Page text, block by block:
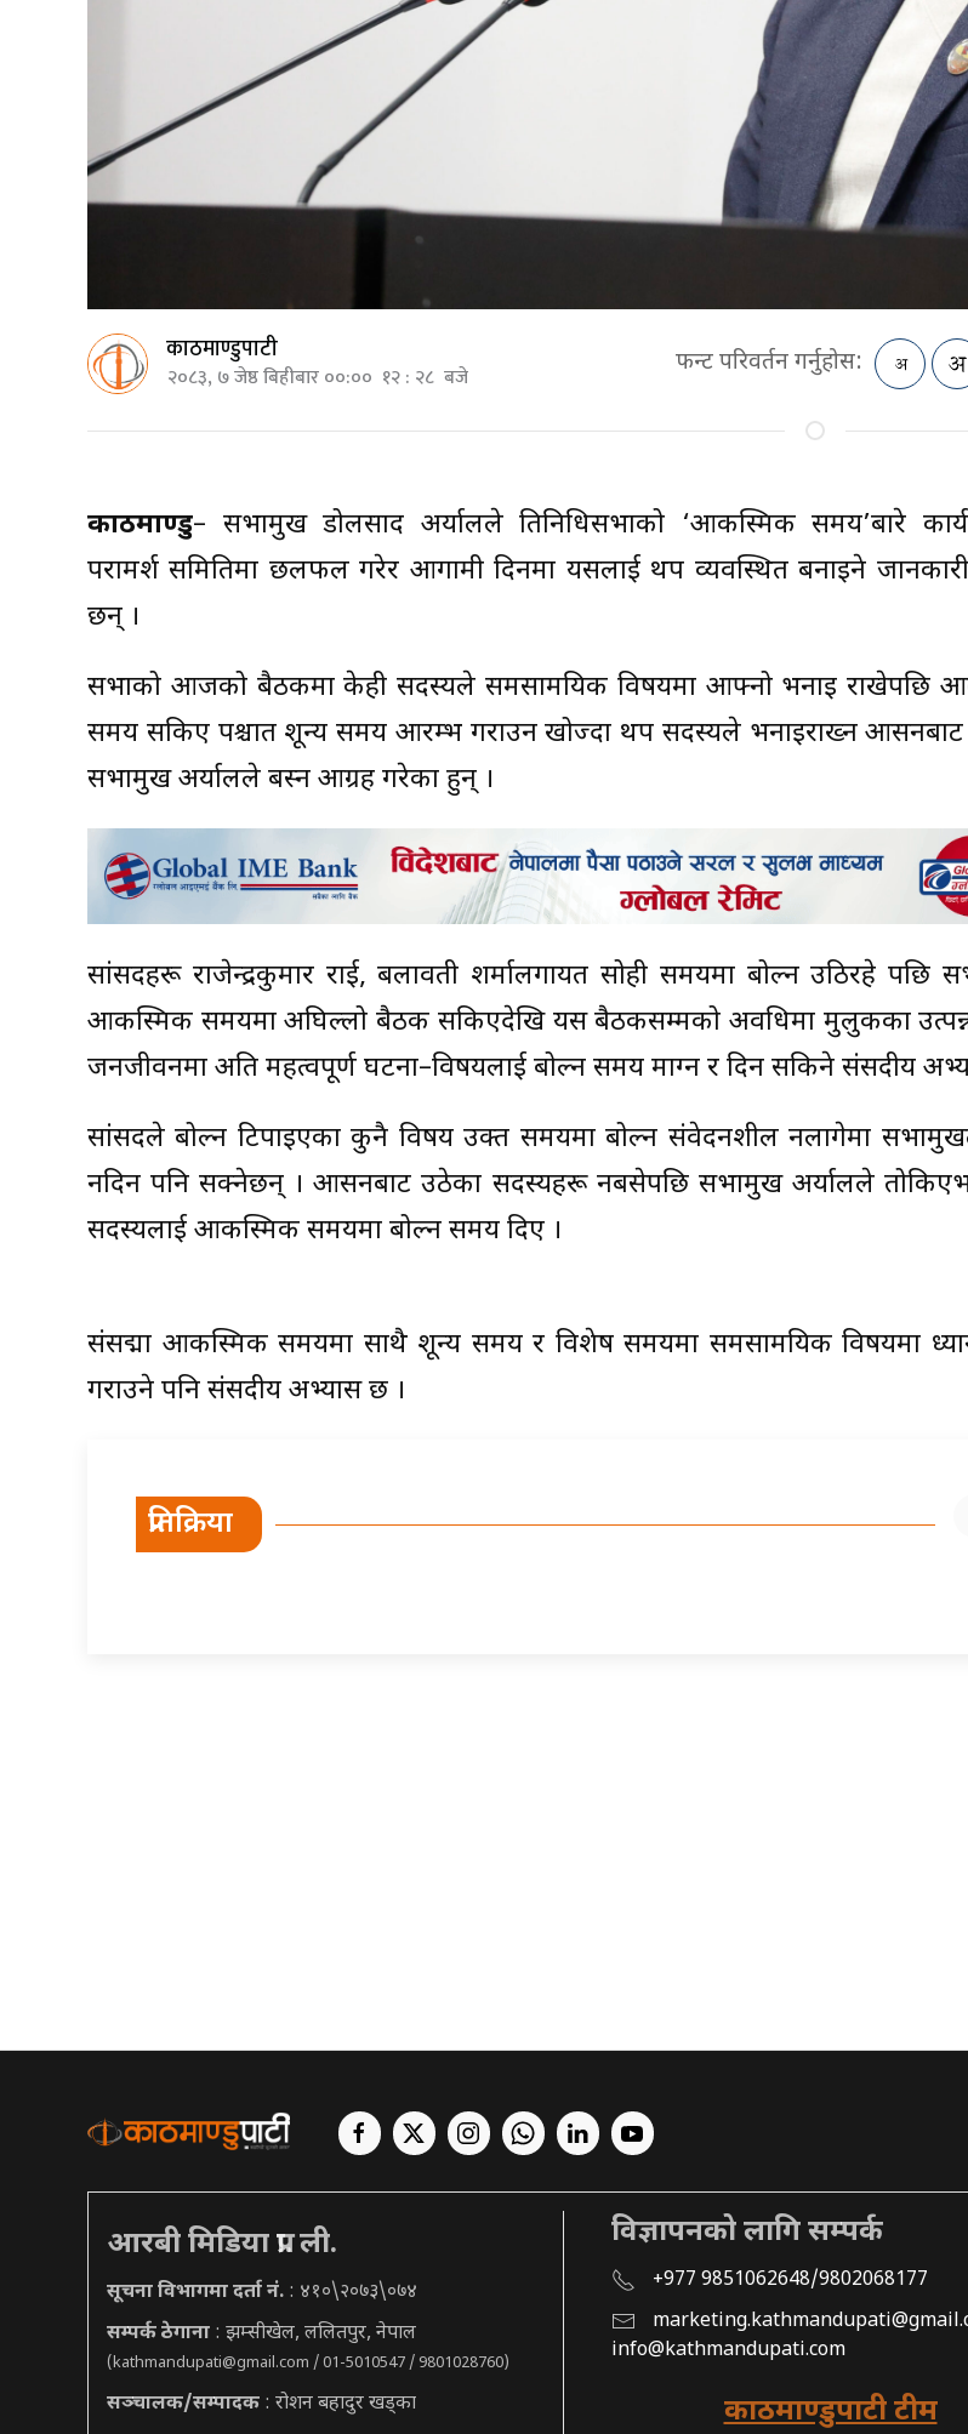
काठमाण्डुपाटी
२०८३, ७ जेष्ठ बिहीबार ००:०० १२ : २८ बजे फन्ट परिवर्तन गर्नुहोस:
काठमाण्डु– सभामुख डोलप्रसाद अर्यालले प्रतिनिधिसभाको ‘आकस्मिक समय’बारे
परामर्श समितिमा छलफल गरेर आगामी दिनमा यसलाई थप व्यवस्थित बनाइने
छन् ।
सभाको आजको बैठकमा केही सदस्यले समसामयिक विषयमा आफ्नो भनाइ राखेपछि
समय सकिए पश्चात शून्य समय आरम्भ गराउन खोज्दा थप सदस्यले भनाइराख्न
सभामुख अर्यालले बस्न आग्रह गरेका हुन् ।
सांसदहरू राजेन्द्रकुमार राई, बलावती शर्मालगायत सोही समयमा बोल्न उठिरहे पछि
आकस्मिक समयमा अघिल्लो बैठक सकिएदेखि यस बैठकसम्मको अवधिमा मुलुकका
जनजीवनमा अति महत्वपूर्ण घटना–विषयलाई बोल्न समय माग्न र दिन सकिने संसदीय
सांसदले बोल्न टिपाइएका कुनै विषय उक्त समयमा बोल्न संवेदनशील नलागेमा
नदिन पनि सक्नेछन् । आसनबाट उठेका सदस्यहरू नबसेपछि सभामुख अर्यालले
सदस्यलाई आकस्मिक समयमा बोल्न समय दिए ।
संसद्मा आकस्मिक समयमा साथै शून्य समय र विशेष समयमा समसामयिक विषयमा
गराउने पनि संसदीय अभ्यास छ ।
प्रतिक्रिया
आरबी मिडिया प्रा. ली.
सूचना विभागमा दर्ता नं. : ४१०\२०७३\०७४
सम्पर्क ठेगाना : झम्सीखेल, ललितपुर, नेपाल
(kathmandupati@gmail.com / 01-5010547 / 9801028760)
सञ्चालक/सम्पादक : रोशन बहादुर खड्का
विज्ञापनको लागि सम्पर्क
+977 9851062648/9802068177
info@kathmandupati.com
काठमाण्डुपाटी टीम